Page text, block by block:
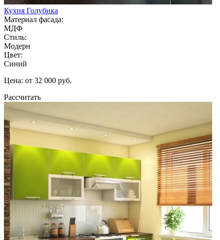
Кухня Голубика
Материал фасада:
МДФ
Стиль:
Модерн
Цвет:
Синий
Цена: от 32 000 руб.
Рассчитать